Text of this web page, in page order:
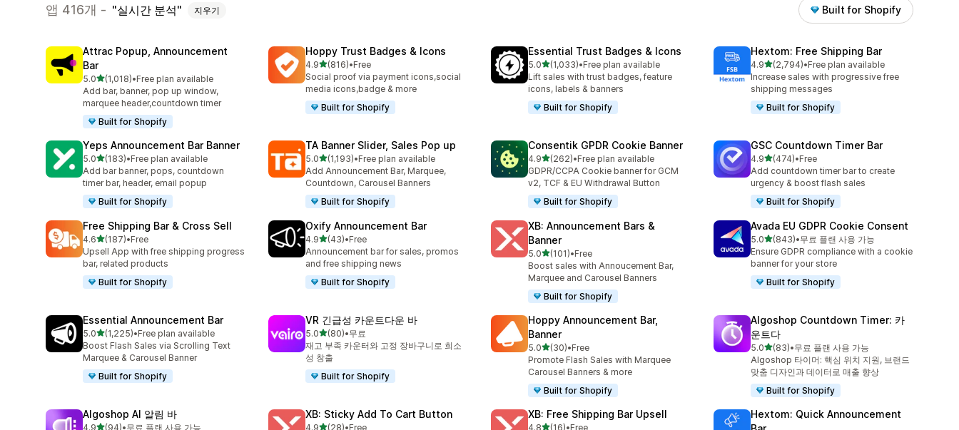
앱 416개 - 실시간 분석 지우기 Built for Shopify
Attrac Popup, Announcement
Bar
5.0별 5개 중
(1,018)
총 리뷰 1018개
•Free plan available
Add bar, banner, pop up window,
marquee header,countdown timer
Built for Shopify
Hoppy Trust Badges & Icons
4.9별 5개 중
(816)
총 리뷰 816개
•Free
Social proof via payment icons,social
media icons,badge & more
Built for Shopify
Essential Trust Badges & Icons
5.0별 5개 중
(1,033)
총 리뷰 1033개
•Free plan available
Lift sales with trust badges, feature
icons, labels & banners
Built for Shopify
Hextom: Free Shipping Bar
4.9별 5개 중
(2,794)
총 리뷰 2794개
•Free plan available
Increase sales with progressive free
shipping messages
Built for Shopify
Yeps Announcement Bar Banner
5.0별 5개 중
(183)
총 리뷰 183개
•Free plan available
Add bar banner, pops, countdown
timer bar, header, email popup
Built for Shopify
TA Banner Slider, Sales Pop up
5.0별 5개 중
(1,193)
총 리뷰 1193개
•Free plan available
Add Announcement Bar, Marquee,
Countdown, Carousel Banners
Built for Shopify
Consentik GPDR Cookie Banner
4.9별 5개 중
(262)
총 리뷰 262개
•Free plan available
GDPR/CCPA Cookie banner for GCM
v2, TCF & EU Withdrawal Button
Built for Shopify
GSC Countdown Timer Bar
4.9별 5개 중
(474)
총 리뷰 474개
•Free
Add countdown timer bar to create
urgency & boost flash sales
Built for Shopify
Free Shipping Bar & Cross Sell
4.6별 5개 중
(187)
총 리뷰 187개
•Free
Upsell App with free shipping progress
bar, related products
Built for Shopify
Oxify Announcement Bar
4.9별 5개 중
(43)
총 리뷰 43개
•Free
Announcement bar for sales, promos
and free shipping news
Built for Shopify
XB: Announcement Bars &
Banner
5.0별 5개 중
(101)
총 리뷰 101개
•Free
Boost sales with Annoucement Bar,
Marquee and Carousel Banners
Built for Shopify
Avada EU GDPR Cookie Consent
5.0별 5개 중
(843)
총 리뷰 843개
•무료 플랜 사용 가능
Ensure GDPR compliance with a cookie
banner for your store
Built for Shopify
Essential Announcement Bar
5.0별 5개 중
(1,225)
총 리뷰 1225개
•Free plan available
Boost Flash Sales via Scrolling Text
Marquee & Carousel Banner
Built for Shopify
VR 긴급성 카운트다운 바
5.0별 5개 중
(80)
총 리뷰 80개
•무료
재고 부족 카운터와 고정 장바구니로 희소
성 창출
Built for Shopify
Hoppy Announcement Bar,
Banner
5.0별 5개 중
(30)
총 리뷰 30개
•Free
Promote Flash Sales with Marquee
Carousel Banners & more
Built for Shopify
Algoshop Countdown Timer: 카
운트다
5.0별 5개 중
(83)
총 리뷰 83개
•무료 플랜 사용 가능
Algoshop 타이머: 핵심 위치 지원, 브랜드
맞춤 디자인과 데이터로 매출 향상
Built for Shopify
Algoshop AI 알림 바
4.9별 5개 중
(94)•무료 플랜 사용 가능
XB: Sticky Add To Cart Button
4.9별 5개 중
(28)•Free
XB: Free Shipping Bar Upsell
4.8별 5개 중
(16)•Free
Hextom: Quick Announcement